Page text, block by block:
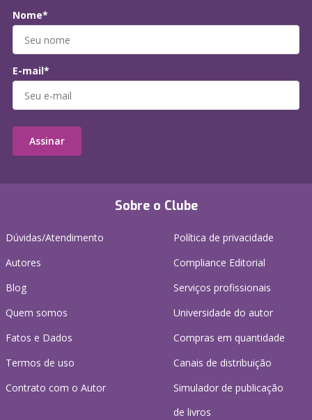
Sobre o Clube
Dúvidas/Atendimento
Autores
Blog
Quem somos
Fatos e Dados
Termos de uso
Contrato com o Autor
Política de privacidade
Compliance Editorial
Serviços profissionais
Universidade do autor
Compras em quantidade
Canais de distribuição
Simulador de publicação
de livros
Nome*
E-mail*
Assinar